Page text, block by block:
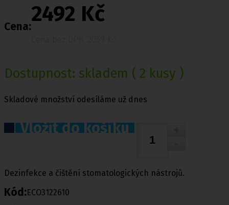
Cena:
2492 Kč
Dostupnost: skladem ( 2 kusy )
Skladové množství odesíláme už dnes
Vložit do košíku
Dezinfekce a čištění stomatologických nástrojů.
Kód:ECO3122610